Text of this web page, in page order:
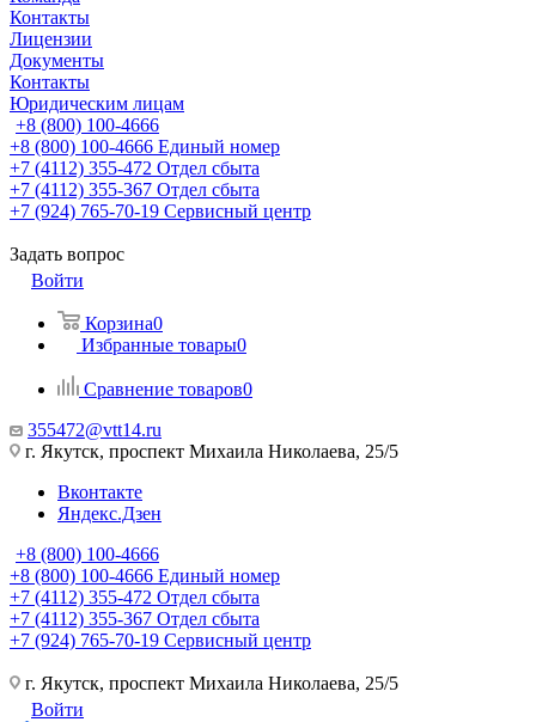
Контакты
Лицензии
Документы
Контакты
Юридическим лицам
+8 (800) 100-4666
+8 (800) 100-4666 Единый номер
+7 (4112) 355-472 Отдел сбыта
+7 (4112) 355-367 Отдел сбыта
+7 (924) 765-70-19 Сервисный центр
Задать вопрос
Войти
Корзина0
Избранные товары0
Сравнение товаров0
355472@vtt14.ru
г. Якутск, проспект Михаила Николаева, 25/5
Вконтакте
Яндекс.Дзен
+8 (800) 100-4666
+8 (800) 100-4666 Единый номер
+7 (4112) 355-472 Отдел сбыта
+7 (4112) 355-367 Отдел сбыта
+7 (924) 765-70-19 Сервисный центр
г. Якутск, проспект Михаила Николаева, 25/5
Войти